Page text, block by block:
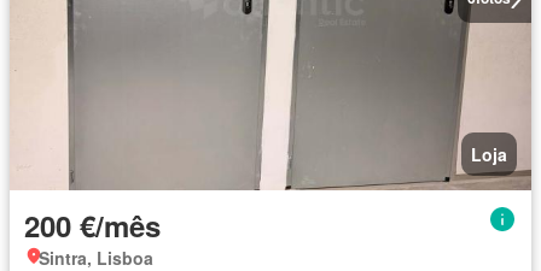
Loja
200 €/mês
Sintra, Lisboa